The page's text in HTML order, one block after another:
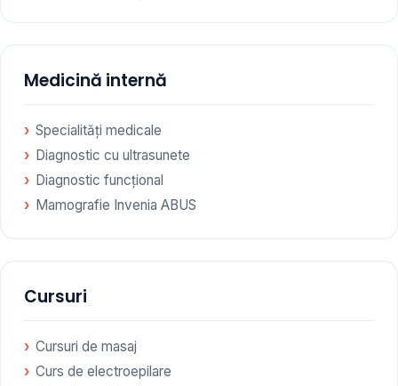
Medicină internă
Specialități medicale
Diagnostic cu ultrasunete
Diagnostic funcțional
Mamografie Invenia ABUS
Cursuri
Cursuri de masaj
Curs de electroepilare